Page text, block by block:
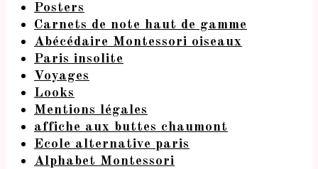
Posters
Carnets de note haut de gamme
Abécédaire Montessori oiseaux
Paris insolite
Voyages
Looks
Mentions légales
affiche aux buttes chaumont
Ecole alternative paris
Alphabet Montessori